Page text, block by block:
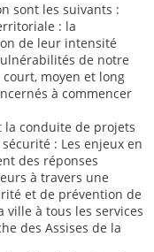
sont les suivants :
: la
de leur intensité
de notre
moyen et long
à commencer
la conduite de projets
: Les enjeux en
des réponses
à travers une
et de prévention de
ville à tous les services
des Assises de la